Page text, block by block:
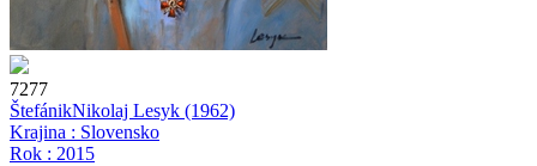
7277
ŠtefánikNikolaj Lesyk (1962)
Krajina : Slovensko
Rok : 2015